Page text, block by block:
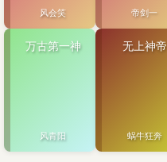
风会笑 帝剑一
万古第一神
风青阳
无上神帝
蜗牛狂奔